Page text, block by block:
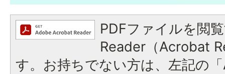
PDFファイルを閲
Reader（Acrobat
す。お持ちでない方は、左記の